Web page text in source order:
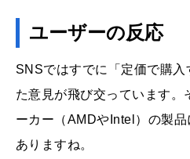
ユーザーの反応
SNSではすでに「定価で購
た意見が飛び交っています。
ーカー（AMDやIntel）の製
ありますね。